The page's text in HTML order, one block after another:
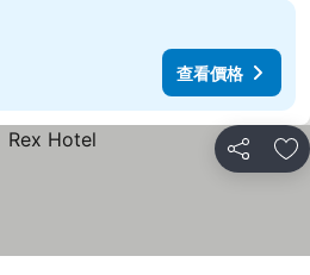
查看價格
分享 加